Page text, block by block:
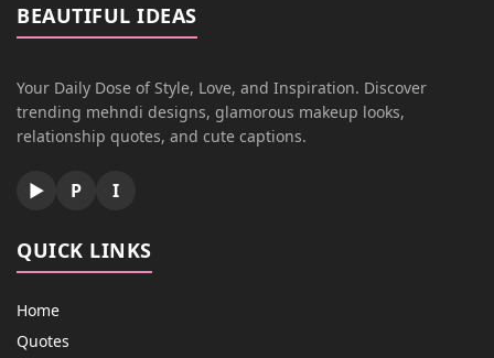
BEAUTIFUL IDEAS
Your Daily Dose of Style, Love, and Inspiration. Discover
trending mehndi designs, glamorous makeup looks,
relationship quotes, and cute captions.
▶ P I
QUICK LINKS
Home
Quotes